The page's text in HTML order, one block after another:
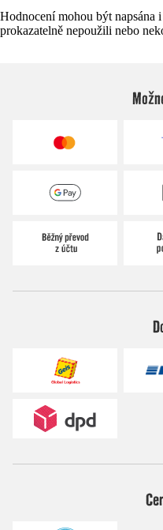
Hodnocení mohou být napsána
prokazatelně nepoužili nebo